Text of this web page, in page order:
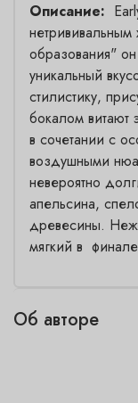
Описание:
образования"
уникальный
стилистику,
бокалом витают
в сочетании с
воздушными
невероятно
апельсина,
древесины.
мягкий в
Об авторе